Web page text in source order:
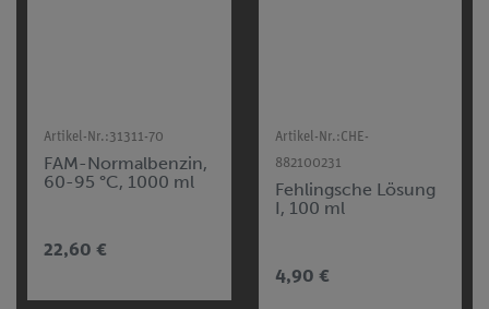
Artikel-Nr.:31311-70
FAM-Normalbenzin,
60-95 °C, 1000 ml
22,60 €
Artikel-Nr.:CHE-
882100231
Fehlingsche Lösung
I, 100 ml
4,90 €